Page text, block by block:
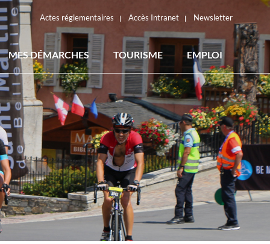
Actes réglementaires Accès Intranet Newsletter
MES DÉMARCHES TOURISME EMPLOI
ACTES RÉGLEMENTAIRES